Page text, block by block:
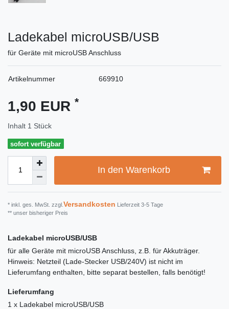
Ladekabel microUSB/USB
für Geräte mit microUSB Anschluss
Artikelnummer 669910
1,90 EUR *
Inhalt 1 Stück
sofort verfügbar
In den Warenkorb
* inkl. ges. MwSt. zzgl. Versandkosten Lieferzeit 3-5 Tage
** unser bisheriger Preis
Ladekabel microUSB/USB
für alle Geräte mit microUSB Anschluss, z.B. für Akkuträger.
Hinweis: Netzteil (Lade-Stecker USB/240V) ist nicht im
Lieferumfang enthalten, bitte separat bestellen, falls benötigt!
Lieferumfang
1 x Ladekabel microUSB/USB